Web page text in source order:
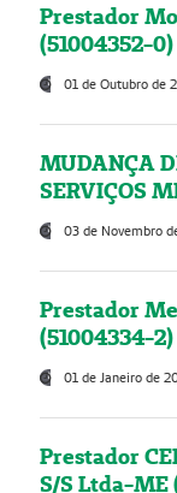
Prestador
(51004352-0)
01 de Outubro de
MUDANÇA
SERVIÇOS
03 de Novembro
Prestador
(51004334-2)
01 de Janeiro de
Prestador
S/S Ltda-ME